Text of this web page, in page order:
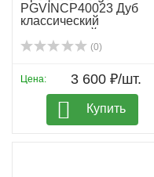
PGVINCP40023 Дуб
классический
натуральный
(0)
Цена: 3 600 ₽/шт.
Купить